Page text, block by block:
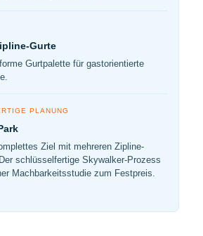
Gurte
Gurtpalette für gastorientierte
PLANUNG
Ziel mit mehreren Zipline-
schlüsselfertige Skywalker-Prozess
Machbarkeitsstudie zum Festpreis.